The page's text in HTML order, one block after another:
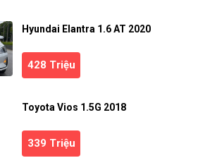
Hyundai Elantra 1.6 AT 2020
428 Triệu
Toyota Vios 1.5G 2018
339 Triệu